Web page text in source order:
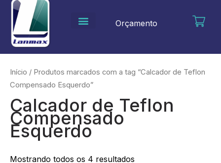
para
conteúdo
Orçamento
Início / Produtos marcados com a tag “Calcador de Teflon
Compensado Esquerdo”
Calcador de Teflon
Compensado
Esquerdo
Mostrando todos os 4 resultados